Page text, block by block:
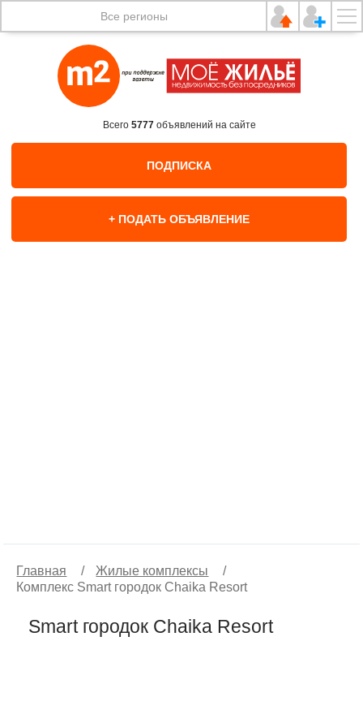
Все регионы
Всего 5777объявлений на сайте
ПОДПИСКА
+ ПОДАТЬ ОБЪЯВЛЕНИЕ
Главная / Жилые комплексы
/
Комплекс Smart городок Chaika Resort
Smart городок Chaika Resort